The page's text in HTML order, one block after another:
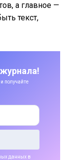
а главное —
текст,
получайте
данных в